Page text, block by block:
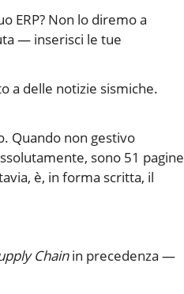
ERP? Non lo diremo a
— inserisci le tue
a delle notizie sismiche.
Quando non gestivo
sono 51 pagine
è, in forma scritta, il
Chainin precedenza —